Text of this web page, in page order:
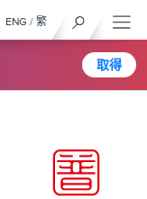
取得
ENG / 繁